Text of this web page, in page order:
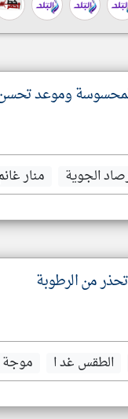
وموعد تحسن
الجوية منار
من الرطوبة
الطقس غد ا موجة